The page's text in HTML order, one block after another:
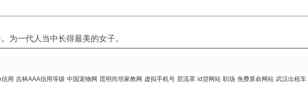
为一代人当中长得最美的女子。
用 吉林AAA信用等级 中国宠物网 昆明尚培家教网 虚拟手机号 层流罩 id贷网站 职场 免费算命网站 武汉出租车